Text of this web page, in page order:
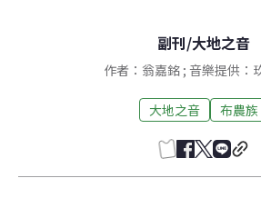
副刊/大地之音
作者：翁嘉銘 ; 音樂提供：
大地之音 布農族